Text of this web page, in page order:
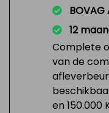
12
Complete
van de
en 150.000